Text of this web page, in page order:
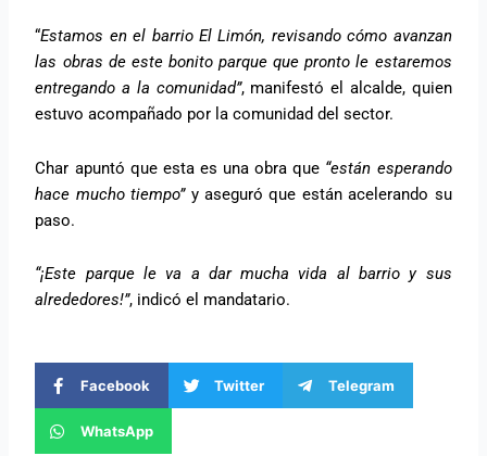
“Estamos en el barrio El Limón, revisando cómo avanzan
las obras de este bonito parque que pronto le estaremos
entregando a la comunidad”, manifestó el alcalde, quien
estuvo acompañado por la comunidad del sector.
Char apuntó que esta es una obra que “están esperando
hace mucho tiempo”y aseguró que están acelerando su
paso.
“¡Este parque le va a dar mucha vida al barrio y sus
alrededores!”, indicó el mandatario.
Facebook Twitter Telegram
WhatsApp